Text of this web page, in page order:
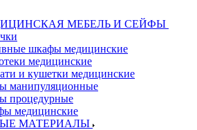
МЕБЕЛЬ И СЕЙФЫ
шкафы медицинские
медицинские
и кушетки медицинские
манипуляционные
процедурные
медицинские
МАТЕРИАЛЫ